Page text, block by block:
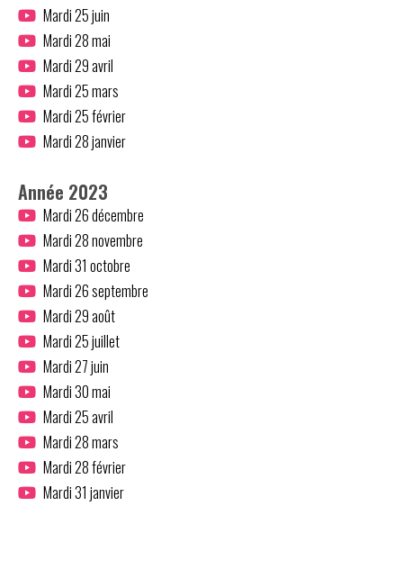
Mardi 25 juin
Mardi 28 mai
Mardi 29 avril
Mardi 25 mars
Mardi 25 février
Mardi 28 janvier
Année 2023
Mardi 26 décembre
Mardi 28 novembre
Mardi 31 octobre
Mardi 26 septembre
Mardi 29 août
Mardi 25 juillet
Mardi 27 juin
Mardi 30 mai
Mardi 25 avril
Mardi 28 mars
Mardi 28 février
Mardi 31 janvier